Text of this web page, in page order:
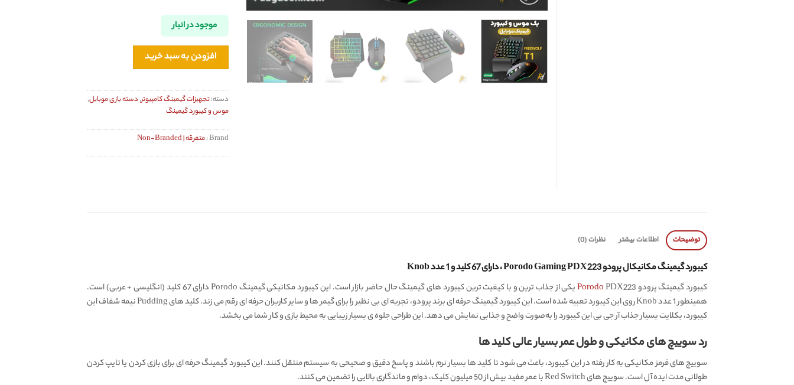
موجود در انبار
افزودن به سبد خرید
دسته:تجهیزات گیمینگ کامپیوتر,دسته بازی موبایل,
موس و کیبورد گیمینگ
Brand : متفرقه | Non-Branded
توضیحات اطلاعات بیشتر نظرات (0)
کیبورد گیمینگ مکانیکال پرودو Porodo Gaming PDX223 ، دارای 67 کلید و 1 عدد Knob
کیبورد گیمینگ پرودو Porodo
PDX223 یکی از جذاب ترین و با کیفیت ترین کیبورد های گیمینگ حال حاضر بازار است. این کیبورد مکانیکی گیمینگ Porodo دارای 67 کلید (انگلیسی + عربی) است.
همینطور 1 عدد Knob روی این کیبورد تعبیه شده است. این کیبورد گیمینگ حرفه ای برند پرودو، تجربه‌ ای بی‌ نظیر را برای گیمر ها و سایر کاربران حرفه‌ ای رقم می زند. کلید های Pudding نیمه‌ شفاف این
کیبورد، بکلایت بسیار جذاب آر جی بی این کیبورد را به‌صورت واضح و جذابی نمایش می دهد. این طراحی جلوه‌ ی بسیار زیبایی به محیط بازی و کار شما می‌ بخشد.
رد سوییچ های مکانیکی و طول عمر بسیار عالی کلید ها
سوییچ‌ های قرمز مکانیکی به‌ کار رفته در این کیبورد، باعث می شود تا کلید ها بسیار نرم باشند و پاسخ دقیق و صحیحی به سیستم منتقل کنند. این کیبورد گیمینگ حرفه ای برای بازی کردن یا تایپ کردن
طولانی مدت ایده‌ آل است. سوییچ های Red Switch با عمر مفید بیش از 50 میلیون کلیک، دوام و ماندگاری بالایی را تضمین می‌ کنند.